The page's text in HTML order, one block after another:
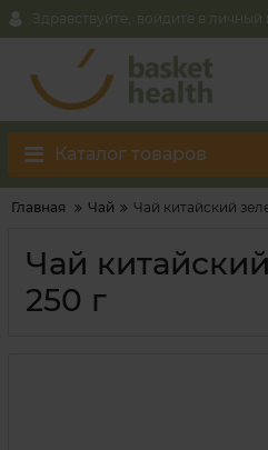
Здравствуйте, войдите в личный
Каталог товаров
Главная Чай Чай китайский
Чай
250 г